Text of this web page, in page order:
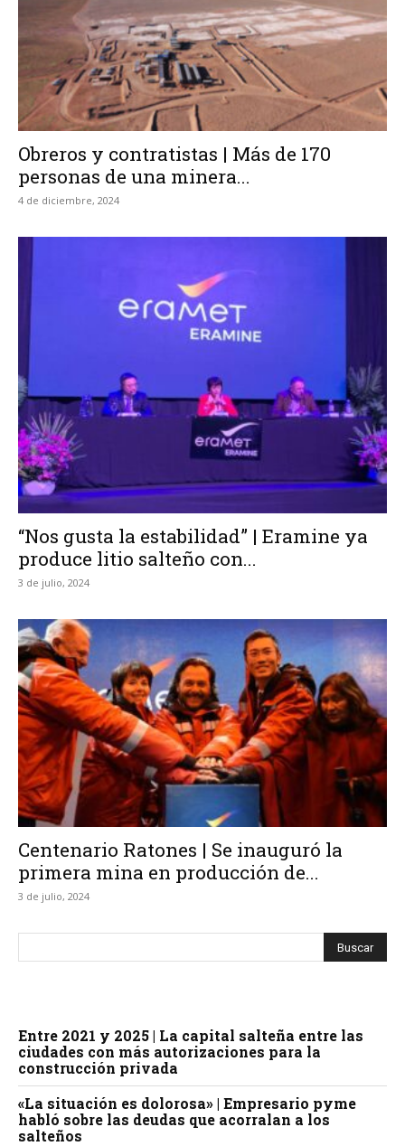
Obreros y contratistas | Más de 170
personas de una minera...
4 de diciembre, 2024
“Nos gusta la estabilidad” | Eramine ya
produce litio salteño con...
3 de julio, 2024
Centenario Ratones | Se inauguró la
primera mina en producción de...
3 de julio, 2024
Entre 2021 y 2025 | La capital salteña entre las
ciudades con más autorizaciones para la
construcción privada
«La situación es dolorosa» | Empresario pyme
habló sobre las deudas que acorralan a los
salteños